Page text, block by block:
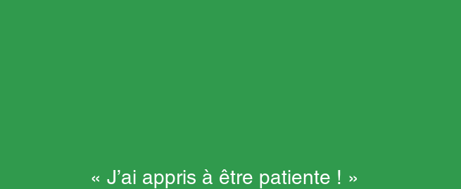
« J’ai appris à être patiente ! »